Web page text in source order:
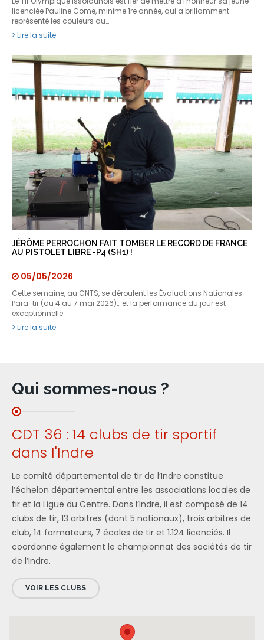
licenciée Pauline Come, minime 1re année, qui a brillamment
représenté les couleurs du…
> Lire la suite
JÉRÔME PERROCHON FAIT TOMBER LE RECORD DE FRANCE
AU PISTOLET LIBRE -P4 (SH1) !
05/05/2026
Cette semaine, au CNTS, se déroulent les Évaluations Nationales
Para-tir (du 4 au 7 mai 2026)… et la performance du jour est
exceptionnelle.
> Lire la suite
Qui sommes-nous ?
CDT 36 : 14 clubs de tir sportif
dans l'Indre
Le comité départemental de tir de l’Indre constitue
l’échelon départemental entre les associations locales de
tir et la Ligue du Centre. Dans l’Indre, il est composé de 14
clubs de tir, 13 arbitres (dont 5 nationaux), trois arbitres de
club, 14 formateurs, 7 écoles de tir et 1.124 licenciés. Il
coordonne également le championnat des sociétés de tir
de l’Indre.
VOIR LES CLUBS